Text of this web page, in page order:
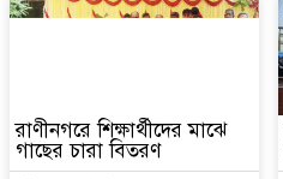
রাণীনগরে শিক্ষার্থীদের মাঝে
গাছের চারা বিতরণ